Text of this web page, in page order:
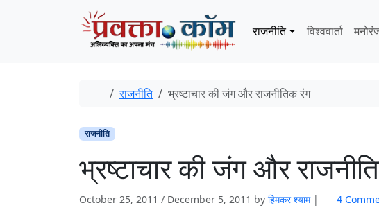
राजनीति
विश्ववार्ता
Home
राजनीति भ्रष्टाचार की जंग और राजनीतिक रंग
राजनीति
भ्रष्टाचार की जंग और
October 25, 2011 / December 5, 2011 by हिमकर श्‍याम | 4